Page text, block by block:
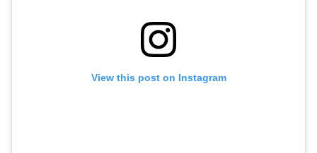
View this post on Instagram